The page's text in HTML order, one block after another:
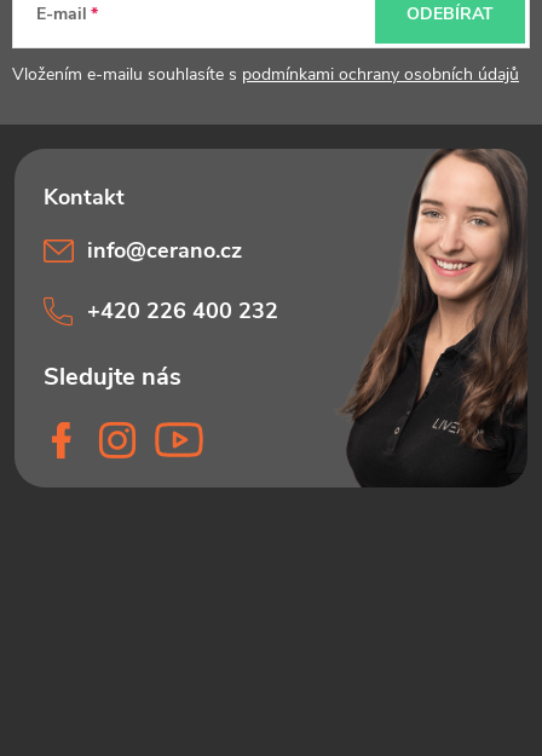
E-mail
Vložením e-mailu souhlasíte s podmínkami ochrany osobních údajů
ODEBÍRAT
info@cerano.cz
+420 226 400 232